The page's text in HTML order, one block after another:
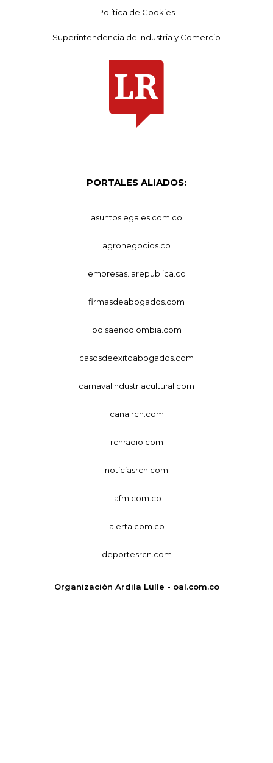
Política de Cookies
Superintendencia de Industria y Comercio
PORTALES ALIADOS:
asuntoslegales.com.co
agronegocios.co
empresas.larepublica.co
firmasdeabogados.com
bolsaencolombia.com
casosdeexitoabogados.com
carnavalindustriacultural.com
canalrcn.com
rcnradio.com
noticiasrcn.com
lafm.com.co
alerta.com.co
deportesrcn.com
Organización Ardila Lülle - oal.com.co